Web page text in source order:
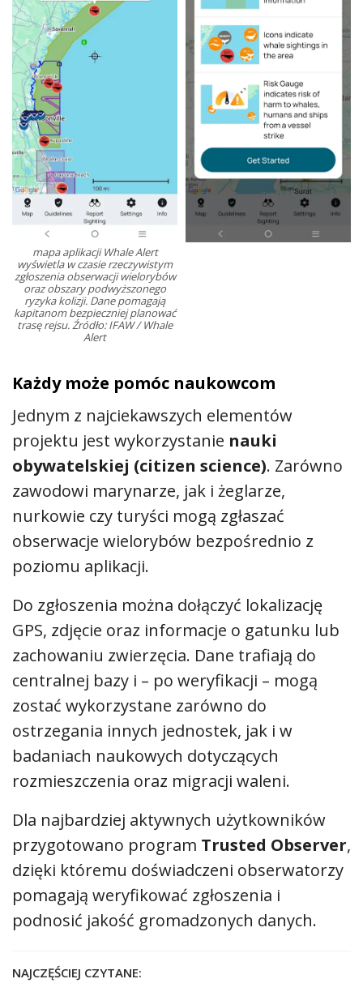
mapa aplikacji Whale Alert
wyświetla w czasie rzeczywistym
zgłoszenia obserwacji wielorybów
oraz obszary podwyższonego
ryzyka kolizji. Dane pomagają
kapitanom bezpieczniej planować
trasę rejsu. Źródło: IFAW / Whale
Alert
Każdy może pomóc naukowcom
Jednym z najciekawszych elementów
projektu jest wykorzystanie nauki
obywatelskiej (citizen science). Zarówno
zawodowi marynarze, jak i żeglarze,
nurkowie czy turyści mogą zgłaszać
obserwacje wielorybów bezpośrednio z
poziomu aplikacji.
Do zgłoszenia można dołączyć lokalizację
GPS, zdjęcie oraz informacje o gatunku lub
zachowaniu zwierzęcia. Dane trafiają do
centralnej bazy i – po weryfikacji – mogą
zostać wykorzystane zarówno do
ostrzegania innych jednostek, jak i w
badaniach naukowych dotyczących
rozmieszczenia oraz migracji waleni.
Dla najbardziej aktywnych użytkowników
przygotowano program Trusted Observer,
dzięki któremu doświadczeni obserwatorzy
pomagają weryfikować zgłoszenia i
podnosić jakość gromadzonych danych.
NAJCZĘŚCIEJ CZYTANE: